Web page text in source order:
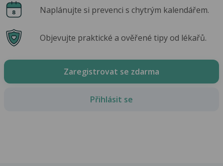
Naplánujte si prevenci s chytrým kalendářem.
Objevujte praktické a ověřené tipy od lékařů.
Zaregistrovat se zdarma
Přihlásit se